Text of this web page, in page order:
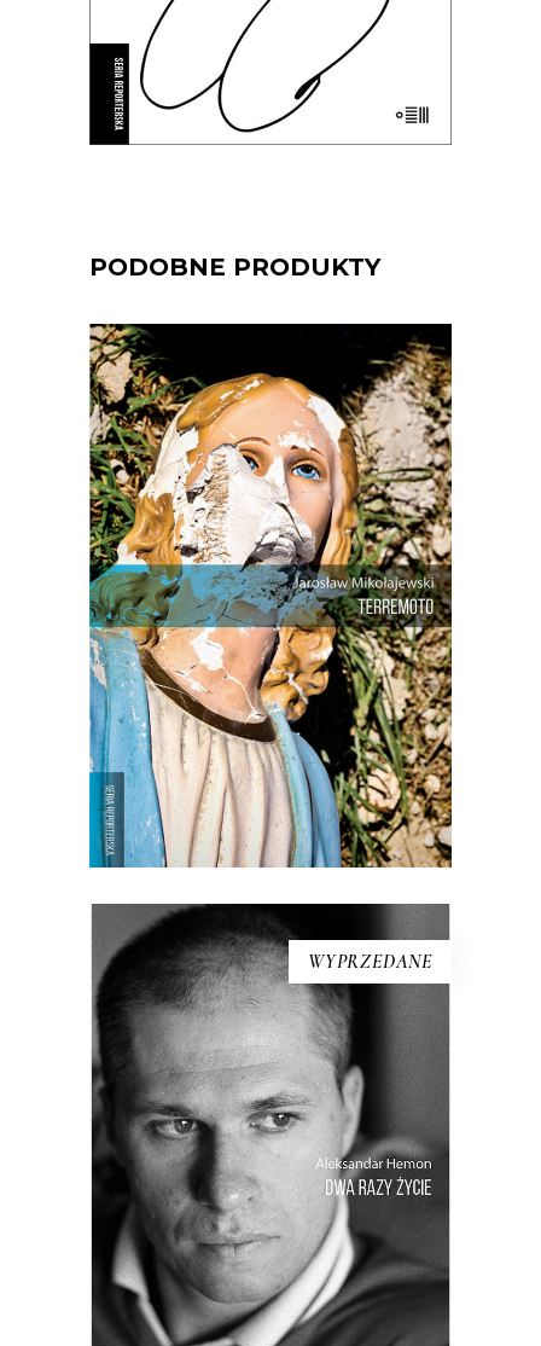
E-BOOK DO KOSZYKA
PODOBNE PRODUKTY
[EBOOK] Jarosław Mikołajewski –
TERREMOTO
Trzęsienie ziemi jest dla Włochów
kataklizmem znacznie częstszym i
złowrogim niż dla Polaków powódź.
Trzęsienia, które nawiedziły w drugiej
połowie zeszłego roku Umbrię, Marche
i, w mniejszym stopniu, Toskanię i
Lacjum, dotknęły samego serca Włoch i
Europy. Do rangi symbolu […]
29.00zł 14.50 zł
KSIĄŻKA DO KOSZYKA
WYPRZEDANE
[EBOOK] Aleksandar Hemon –
DWA RAZY ŻYCIE. BOŚNIA I
AMERYKA
Osobista opowieść amerykańsko-
bośniackiego pisarza o chłopięcych
latach spędzonych w Jugosławii i o
przymusowej emigracji, o utracie
przeszłości i przymusie odnalezienia się
w nowej teraźniejszości. “Wojna przyszła
do nas i teraz czekaliśmy na to, kto
przeżyje, kto będzie zabijał i kto […]